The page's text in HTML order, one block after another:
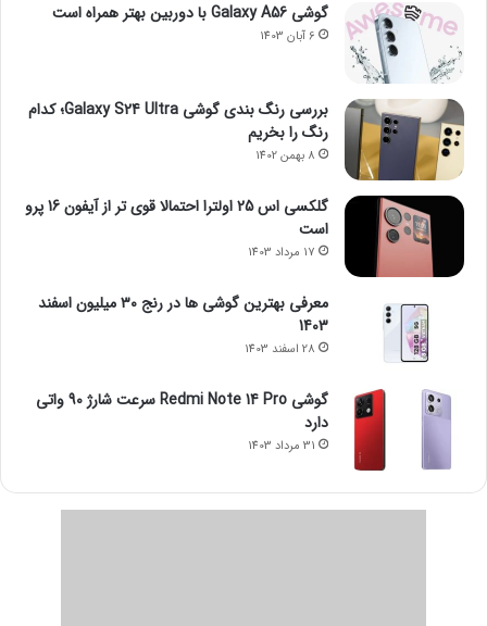
گوشی Galaxy A56 با دوربین بهتر همراه است
6 آبان 1403
بررسی رنگ بندی گوشی Galaxy S24 Ultra؛ کدام
رنگ را بخریم
8 بهمن 1402
گلکسی اس 25 اولترا احتمالا قوی تر از آیفون 16 پرو
است
17 مرداد 1403
معرفی بهترین گوشی ها در رنج ۳۰ میلیون اسفند
1403
28 اسفند 1403
گوشی Redmi Note 14 Pro سرعت شارژ 90 واتی
دارد
31 مرداد 1403